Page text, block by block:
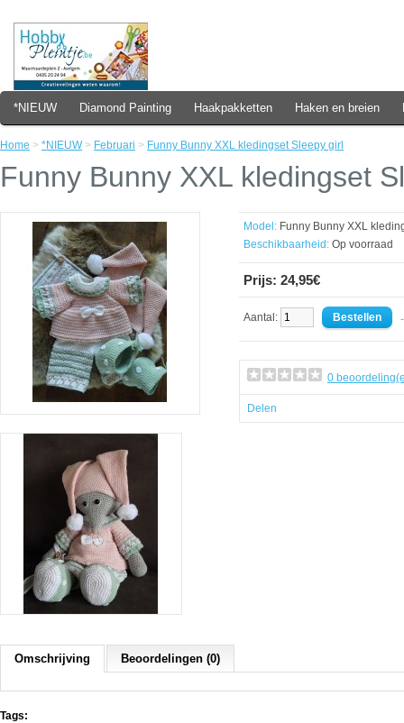
*NIEUW Diamond Painting Haakpakketten Haken en breien
Home > *NIEUW> Februari > Funny Bunny XXL kledingset Sleepy girl
Funny Bunny XXL kledingset
Model: Funny Bunny XXL
Beschikbaarheid: Op voorraad
Prijs: 24,95€
Aantal:
0
Delen
Omschrijving Beoordelingen (0)
Tags: